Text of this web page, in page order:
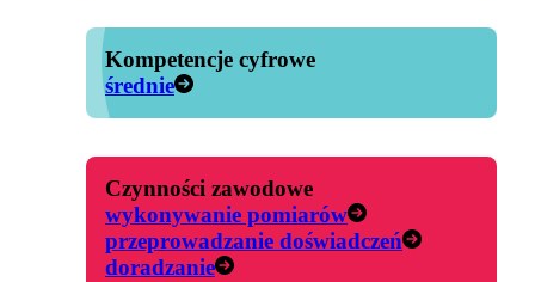
Kompetencje cyfrowe
średnie
Czynności zawodowe
wykonywanie pomiarów
przeprowadzanie doświadczeń
doradzanie